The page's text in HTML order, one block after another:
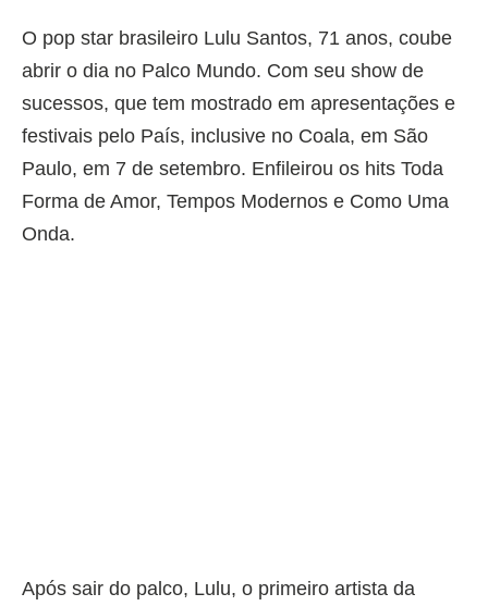
O pop star brasileiro Lulu Santos, 71 anos, coube
abrir o dia no Palco Mundo. Com seu show de
sucessos, que tem mostrado em apresentações e
festivais pelo País, inclusive no Coala, em São
Paulo, em 7 de setembro. Enfileirou os hits Toda
Forma de Amor, Tempos Modernos e Como Uma
Onda.
Após sair do palco, Lulu, o primeiro artista da